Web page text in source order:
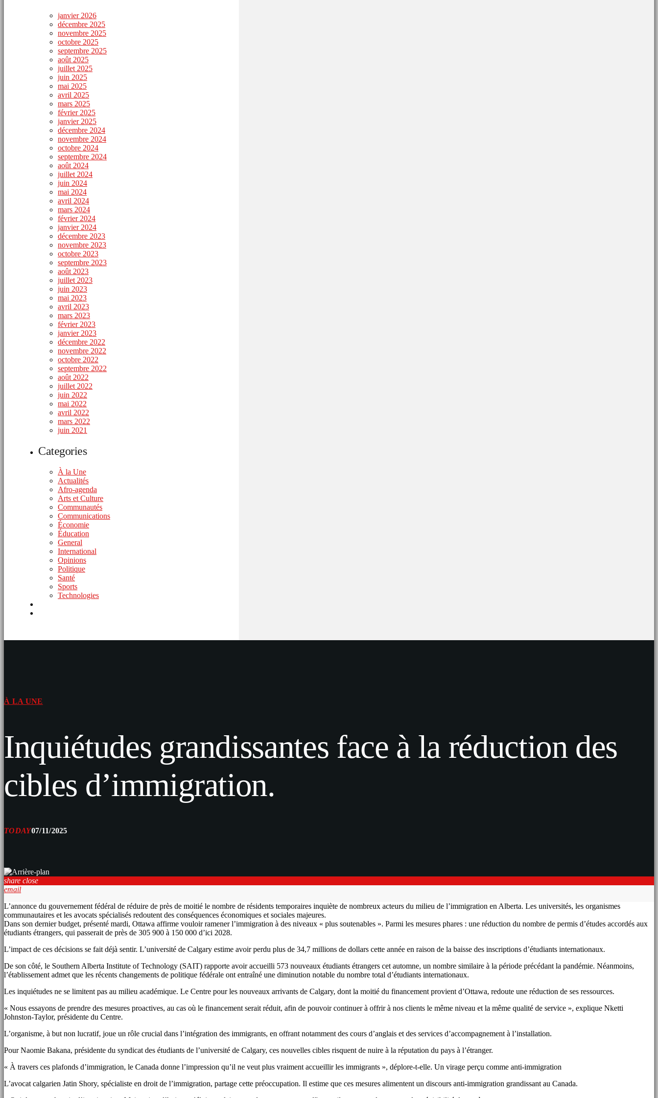
janvier 2026
décembre 2025
novembre 2025
octobre 2025
septembre 2025
août 2025
juillet 2025
juin 2025
mai 2025
avril 2025
mars 2025
février 2025
janvier 2025
décembre 2024
novembre 2024
octobre 2024
septembre 2024
août 2024
juillet 2024
juin 2024
mai 2024
avril 2024
mars 2024
février 2024
janvier 2024
décembre 2023
novembre 2023
octobre 2023
septembre 2023
août 2023
juillet 2023
juin 2023
mai 2023
avril 2023
mars 2023
février 2023
janvier 2023
décembre 2022
novembre 2022
octobre 2022
septembre 2022
août 2022
juillet 2022
juin 2022
mai 2022
avril 2022
mars 2022
juin 2021
Categories
À la Une
Actualités
Afro-agenda
Arts et Culture
Communautés
Communications
Économie
Éducation
General
International
Opinions
Politique
Santé
Sports
Technologies
À LA UNE
Inquiétudes grandissantes face à la réduction des
cibles d’immigration.
TODAY07/11/2025
share close
email
L’annonce du gouvernement fédéral de réduire de près de moitié le nombre de résidents temporaires inquiète de nombreux acteurs du milieu de l’immigration en Alberta. Les universités, les organismes
communautaires et les avocats spécialisés redoutent des conséquences économiques et sociales majeures.
Dans son dernier budget, présenté mardi, Ottawa affirme vouloir ramener l’immigration à des niveaux « plus soutenables ». Parmi les mesures phares : une réduction du nombre de permis d’études accordés aux
étudiants étrangers, qui passerait de près de 305 900 à 150 000 d’ici 2028.
L’impact de ces décisions se fait déjà sentir. L’université de Calgary estime avoir perdu plus de 34,7 millions de dollars cette année en raison de la baisse des inscriptions d’étudiants internationaux.
De son côté, le Southern Alberta Institute of Technology (SAIT) rapporte avoir accueilli 573 nouveaux étudiants étrangers cet automne, un nombre similaire à la période précédant la pandémie. Néanmoins,
l’établissement admet que les récents changements de politique fédérale ont entraîné une diminution notable du nombre total d’étudiants internationaux.
Les inquiétudes ne se limitent pas au milieu académique. Le Centre pour les nouveaux arrivants de Calgary, dont la moitié du financement provient d’Ottawa, redoute une réduction de ses ressources.
« Nous essayons de prendre des mesures proactives, au cas où le financement serait réduit, afin de pouvoir continuer à offrir à nos clients le même niveau et la même qualité de service », explique Nketti
Johnston-Taylor, présidente du Centre.
L’organisme, à but non lucratif, joue un rôle crucial dans l’intégration des immigrants, en offrant notamment des cours d’anglais et des services d’accompagnement à l’installation.
Pour Naomie Bakana, présidente du syndicat des étudiants de l’université de Calgary, ces nouvelles cibles risquent de nuire à la réputation du pays à l’étranger.
« À travers ces plafonds d’immigration, le Canada donne l’impression qu’il ne veut plus vraiment accueillir les immigrants », déplore-t-elle. Un virage perçu comme anti-immigration
L’avocat calgarien Jatin Shory, spécialiste en droit de l’immigration, partage cette préoccupation. Il estime que ces mesures alimentent un discours anti-immigration grandissant au Canada.